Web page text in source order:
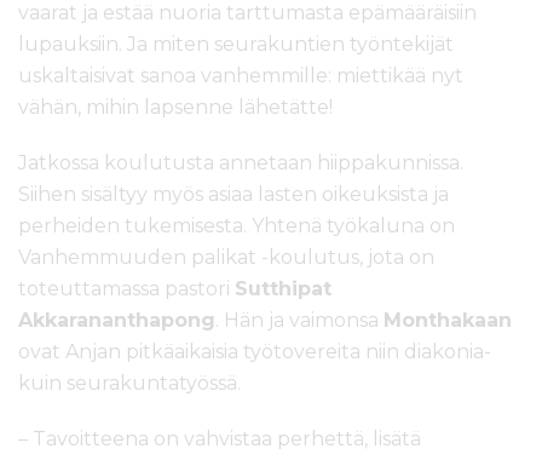
vaarat ja estää nuoria tarttumasta epämääräisiin
lupauksiin. Ja miten seurakuntien työntekijät
uskaltaisivat sanoa vanhemmille: miettikää nyt
vähän, mihin lapsenne lähetätte!
Jatkossa koulutusta annetaan hiippakunnissa.
Siihen sisältyy myös asiaa lasten oikeuksista ja
perheiden tukemisesta. Yhtenä työkaluna on
Vanhemmuuden palikat -koulutus, jota on
toteuttamassa pastori Sutthipat
Akkarananthapong. Hän ja vaimonsa Monthakaan
ovat Anjan pitkäaikaisia työtovereita niin diakonia-
kuin seurakuntatyössä.
– Tavoitteena on vahvistaa perhettä, lisätä